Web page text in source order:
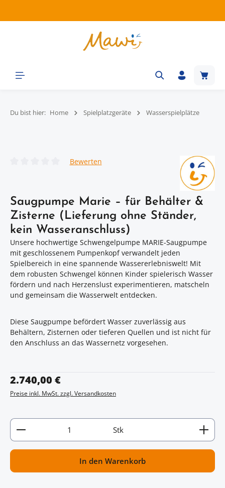
Du bist hier: Home Spielplatzgeräte Wasserspielplätze
Bewerten
Saugpumpe Marie – für Behälter &
Zisterne (Lieferung ohne Ständer,
kein Wasseranschluss)
Unsere hochwertige Schwengelpumpe MARIE-Saugpumpe
mit geschlossenem Pumpenkopf verwandelt jeden
Spielbereich in eine spannende Wassererlebniswelt! Mit
dem robusten Schwengel können Kinder spielerisch Wasser
fördern und nach Herzenslust experimentieren, matscheln
und gemeinsam die Wasserwelt entdecken.
Diese Saugpumpe befördert Wasser zuverlässig aus
Behältern, Zisternen oder tieferen Quellen und ist nicht für
den Anschluss an das Wassernetz vorgesehen.
Regulärer Preis:
2.740,00 €
Preise inkl. MwSt. zzgl. Versandkosten
Artikel Anzahl: Gib den gewünschten Wert ein
Stk
In den Warenkorb